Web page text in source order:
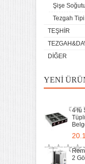
Şişe
Tezgah
TEŞHIR
DIĞER
YENI
17,5
4 lü
2